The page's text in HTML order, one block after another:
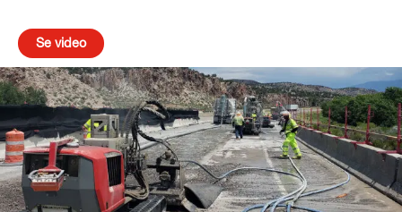
Se video